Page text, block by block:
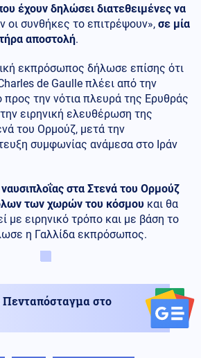
έχουν δηλώσει διατεθειμένες να
οι συνθήκες το επιτρέψουν», σε μία
αποστολή.
εκπρόσωπος δήλωσε επίσης ότι
de Gaulle πλέει από την
προς την νότια πλευρά της Ερυθράς
ειρηνική ελευθέρωση της
του Ορμούζ, μετά την
συμφωνίας ανάμεσα στο Ιράν
στα Στενά του Ορμούζ
των χωρών του κόσμου και θα
με ειρηνικό τρόπο και με βάση το
η Γαλλίδα εκπρόσωπος.
στο